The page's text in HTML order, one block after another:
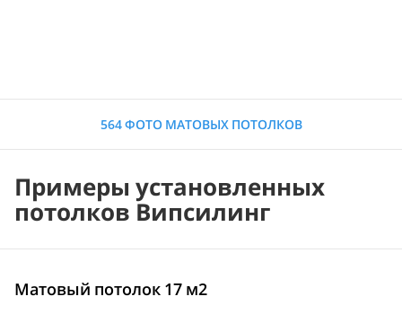
564 ФОТО МАТОВЫХ ПОТОЛКОВ
Примеры установленных
потолков Випсилинг
Матовый потолок 17 м2